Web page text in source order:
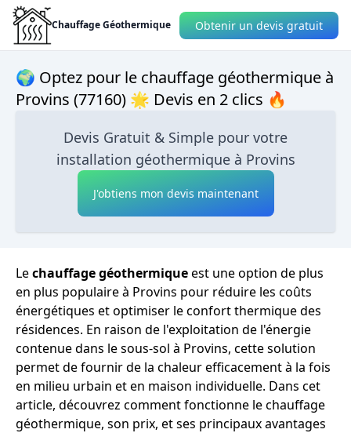
Chauffage Géothermique Obtenir un devis gratuit
🌍 Optez pour le chauffage géothermique à
Provins (77160) 🌟 Devis en 2 clics 🔥
Devis Gratuit & Simple pour votre
installation géothermique à Provins
J'obtiens mon devis maintenant
Lechauffage géothermiqueest une option de plus
en plus populaire à Provins pour réduire les coûts
énergétiques et optimiser le confort thermique des
résidences. En raison de l'exploitation de l'énergie
contenue dans le sous-sol à Provins, cette solution
permet de fournir de la chaleur efficacement à la fois
en milieu urbain et en maison individuelle. Dans cet
article, découvrez comment fonctionne le chauffage
géothermique, son prix, et ses principaux avantages